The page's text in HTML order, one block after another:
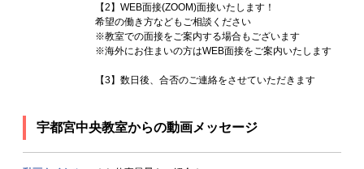
【2】WEB面接(ZOOM)面接いたします！
希望の働き方などもご相談ください
※教室での面接をご案内する場合もございます
※海外にお住まいの方はWEB面接をご案内いたします
【3】数日後、合否のご連絡をさせていただきます
宇都宮中央教室からの動画メッセージ